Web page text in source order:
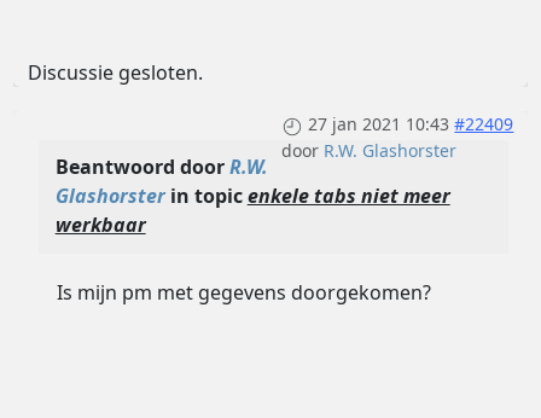
Discussie gesloten.
27 jan 2021 10:43 #22409
door R.W. Glashorster
Beantwoord doorR.W.
Glashorsterin topicenkele tabs niet meer
werkbaar
Is mijn pm met gegevens doorgekomen?